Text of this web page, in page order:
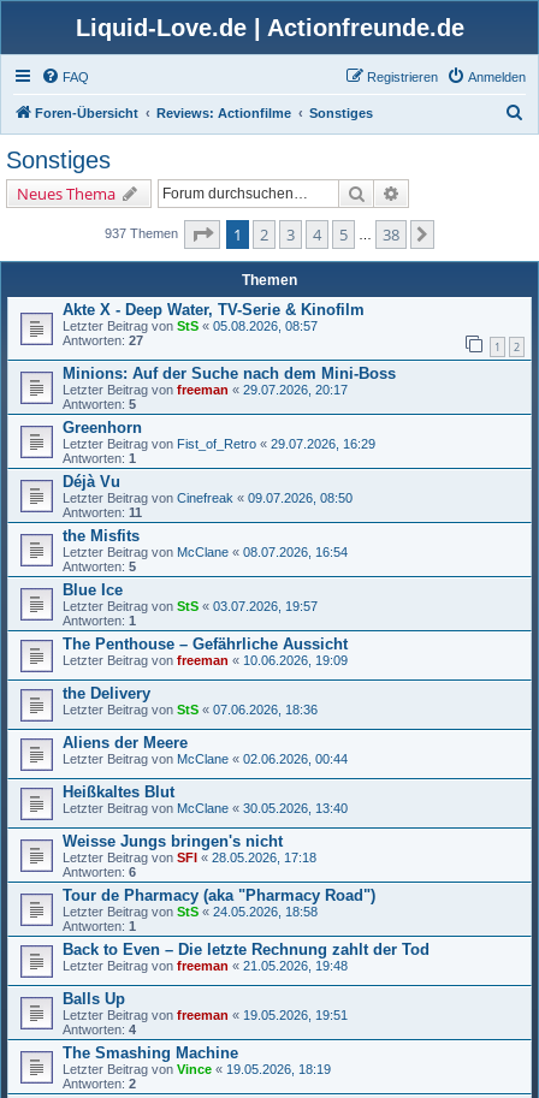
Liquid-Love.de | Actionfreunde.de
FAQ Anmelden
Registrieren
Foren-Übersicht Reviews: Actionfilme Sonstiges
Sonstiges
Neues Thema Suche
937 Themen Seite von
1 2 3 4 5 38
Themen
Akte X - Deep Water, TV-Serie & Kinofilm
Letzter Beitrag von StS « 05.08.2026, 08:57
Antworten: 27 1 2
Minions: Auf der Suche nach dem Mini-Boss
Letzter Beitrag von freeman « 29.07.2026, 20:17
Antworten: 5
Greenhorn
Letzter Beitrag von Fist_of_Retro « 29.07.2026, 16:29
Antworten: 1
Déjà Vu
Letzter Beitrag von Cinefreak « 09.07.2026, 08:50
Antworten: 11
the Misfits
Letzter Beitrag von McClane « 08.07.2026, 16:54
Antworten: 5
Blue Ice
Letzter Beitrag von StS « 03.07.2026, 19:57
Antworten: 1
The Penthouse – Gefährliche Aussicht
Letzter Beitrag von freeman « 10.06.2026, 19:09
the Delivery
Letzter Beitrag von StS « 07.06.2026, 18:36
Aliens der Meere
Letzter Beitrag von McClane « 02.06.2026, 00:44
Heißkaltes Blut
Letzter Beitrag von McClane « 30.05.2026, 13:40
Weisse Jungs bringen's nicht
Letzter Beitrag von SFI « 28.05.2026, 17:18
Antworten: 6
Tour de Pharmacy (aka "Pharmacy Road")
Letzter Beitrag von StS « 24.05.2026, 18:58
Antworten: 1
Back to Even – Die letzte Rechnung zahlt der Tod
Letzter Beitrag von freeman « 21.05.2026, 19:48
Balls Up
Letzter Beitrag von freeman « 19.05.2026, 19:51
Antworten: 4
The Smashing Machine
Letzter Beitrag von Vince « 19.05.2026, 18:19
Antworten: 2